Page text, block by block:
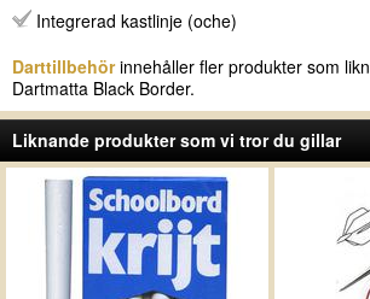
Integrerad kastlinje (oche)
Darttillbehörinnehåller fler produkter som
Dartmatta Black Border.
Liknande produkter som vi tror du gillar